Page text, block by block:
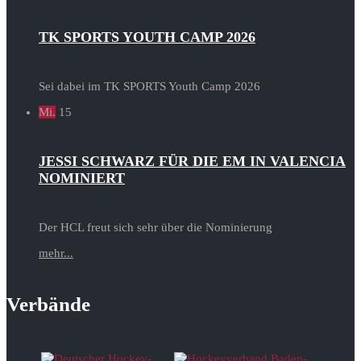
TK SPORTS YOUTH CAMP 2026
Sei dabei im TK SPORTS Youth Camp 2026
Mi. 15
JESSI SCHWARZ FÜR DIE EM IN VALENCIA
NOMINIERT
Der HCL freut sich sehr über die Nominierung
mehr...
Verbände